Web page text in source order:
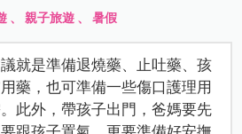
、親子旅遊 、暑假
就是準備退燒藥、止吐藥、孩
藥，也可準備一些傷口護理用
此外，帶孩子出門，爸媽要先